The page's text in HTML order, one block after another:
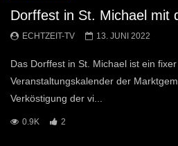
Dorffest in St. Michael mit
ECHTZEIT-TV 13. JUNI 2022
Das Dorffest in St. Michael ist ein
Veranstaltungskalender der
Verköstigung der vi...
0.9K 2